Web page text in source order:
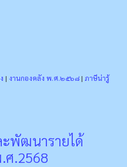
| งานกองคลัง พ.ศ.๒๕๖๘ | ภาษีน่ารู้
พัฒนารายได้
.2568